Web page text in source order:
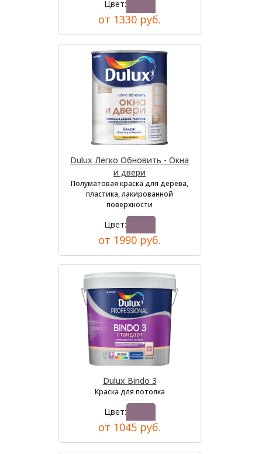
Цвет:
от 1330 руб.
Dulux Легко Обновить - Окна
и двери
Полуматовая краска для дерева,
пластика, лакированной
поверхности
Цвет:
от 1990 руб.
Dulux Bindo 3
Краска для потолка
Цвет:
от 1045 руб.